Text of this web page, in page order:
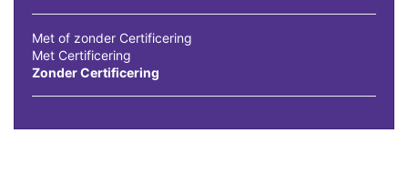
Met of zonder Certificering
Met Certificering
Zonder Certificering